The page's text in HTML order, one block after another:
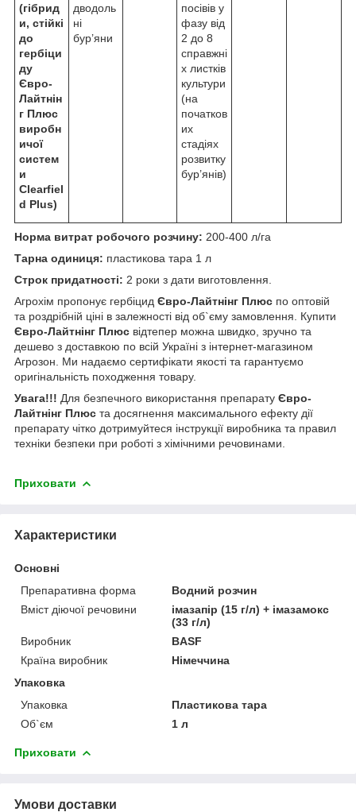
(гібрид
и, стійкі
до
гербіци
ду
Євро-
Лайтнін
г Плюс
виробн
ичої
систем
и
Clearfiel
d Plus)
дводоль
ні
бур’яни
посівів у
фазу від
2 до 8
справжні
х листків
культури
(на
початков
их
стадіях
розвитку
бур’янів)
Норма витрат робочого розчину: 200-400 л/га
Тарна одиниця: пластикова тара 1 л
Строк придатності: 2 роки з дати виготовлення.
Агрохім пропонує гербіцид Євро-Лайтнінг Плюс по оптовій
та роздрібній ціні в залежності від об`єму замовлення. Купити
Євро-Лайтнінг Плюс відтепер можна швидко, зручно та
дешево з доставкою по всій Україні з інтернет-магазином
Агрозон. Ми надаємо сертифікати якості та гарантуємо
оригінальність походження товару.
Увага!!! Для безпечного використання препарату Євро-
Лайтнінг Плюс та досягнення максимального ефекту дії
препарату чітко дотримуйтеся інструкції виробника та правил
техніки безпеки при роботі з хімічними речовинами.
Приховати
Характеристики
Основні
Препаративна форма
Водний розчин
Вміст діючої речовини
імазапір (15 г/л) + імазамокс
(33 г/л)
Виробник
BASF
Країна виробник
Німеччина
Упаковка
Упаковка
Пластикова тара
Об`єм
1 л
Приховати
Умови доставки